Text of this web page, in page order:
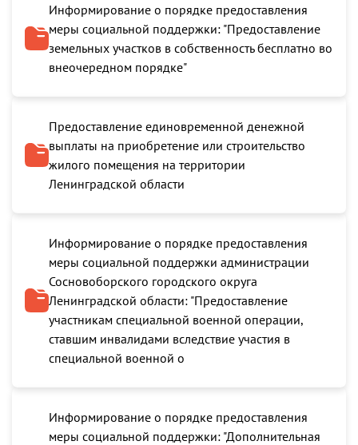
Информирование о порядке предоставления
меры социальной поддержки: "Предоставление
земельных участков в собственность бесплатно во
внеочередном порядке"
Предоставление единовременной денежной
выплаты на приобретение или строительство
жилого помещения на территории
Ленинградской области
Информирование о порядке предоставления
меры социальной поддержки администрации
Сосновоборского городского округа
Ленинградской области: "Предоставление
участникам специальной военной операции,
ставшим инвалидами вследствие участия в
специальной военной о
Информирование о порядке предоставления
меры социальной поддержки: "Дополнительная